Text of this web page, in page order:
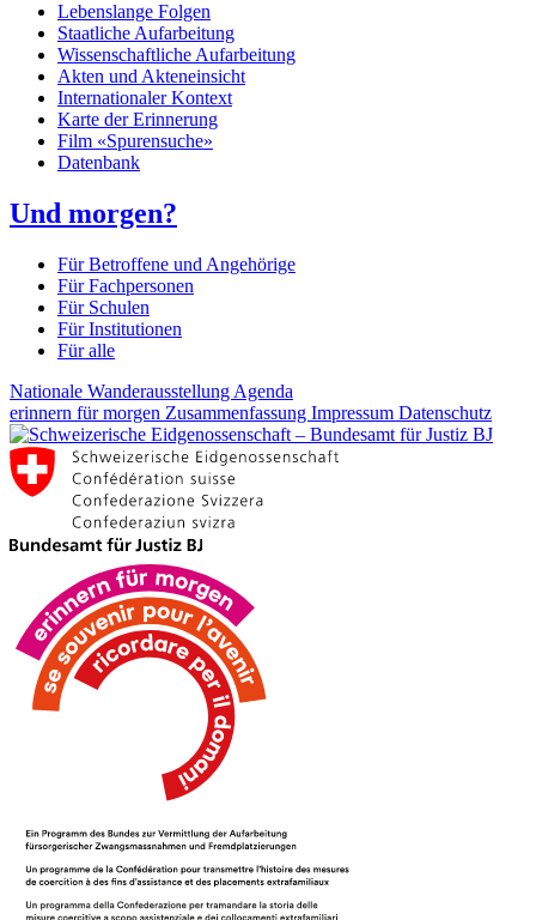
Lebenslange Folgen
Staatliche Aufarbeitung
Wissenschaftliche Aufarbeitung
Akten und Akteneinsicht
Internationaler Kontext
Karte der Erinnerung
Film «Spurensuche»
Datenbank
Und morgen?
Für Betroffene und Angehörige
Für Fachpersonen
Für Schulen
Für Institutionen
Für alle
Nationale Wanderausstellung Agenda
erinnern für morgen Zusammenfassung Impressum Datenschutz